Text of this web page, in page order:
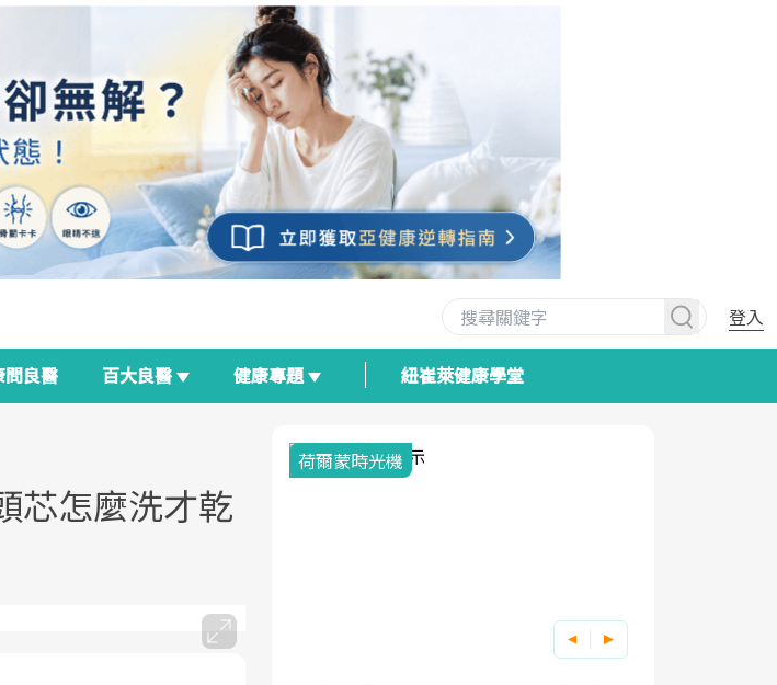
登入
問良醫 百大良醫 健康專題 紐崔萊健康學堂
芯怎麼洗才乾
荷爾蒙時光機